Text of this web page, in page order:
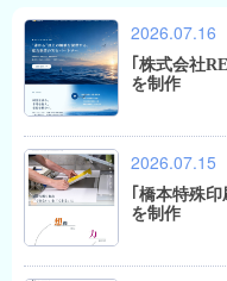
2026.07.16
｢株式会社
を制作
2026.07.15
｢橋本特殊
を制作